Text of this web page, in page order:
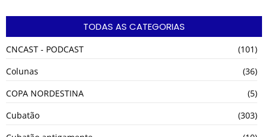
TODAS AS CATEGORIAS
CNCAST - PODCAST
(101)
Colunas
(36)
COPA NORDESTINA
(5)
Cubatão
(303)